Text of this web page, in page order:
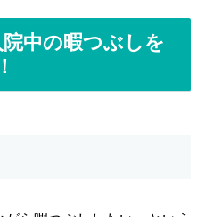
院中の暇つぶしを